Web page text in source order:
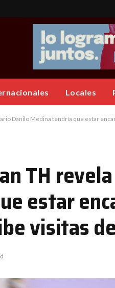
Locales
Danilo Medina tendría que estar
TH
estar
visitas